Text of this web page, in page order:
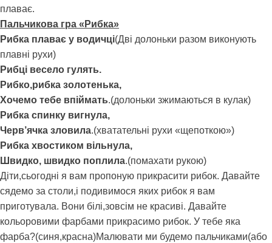
плаває.
Пальчикова гра «Рибка»
Рибка плаває у водичці(Дві долоньки разом виконують
плавні рухи)
Рибці весело гулять.
Рибко,рибка золотенька,
Хочемо тебе впіймать.(долоньки зжимаються в кулак)
Рибка спинку вигнула,
Черв’ячка зловила.(хватательні рухи «щепоткою»)
Рибка хвостиком вільнула,
Швидко, швидко поплила.(помахати рукою)
Діти,сьогодні я вам пропоную прикрасити рибок. Давайте
сядемо за столи,і подивимося яких рибок я вам
приготувала. Вони білі,зовсім не красиві. Давайте
кольоровими фарбами прикрасимо рибок. У тебе яка
фарба?(синя,красна)Малювати ми будемо пальчиками(або